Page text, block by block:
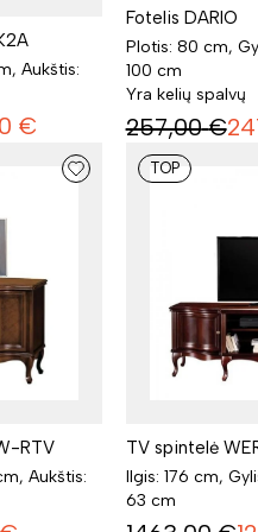
Aukštis:
€
Fotelis DARIO
Plotis: 80 cm,
100 cm
Yra kelių spalvų
257,00 €
RTV
Aukštis:
TOP
TV spintelė
Ilgis: 176 cm,
63 cm